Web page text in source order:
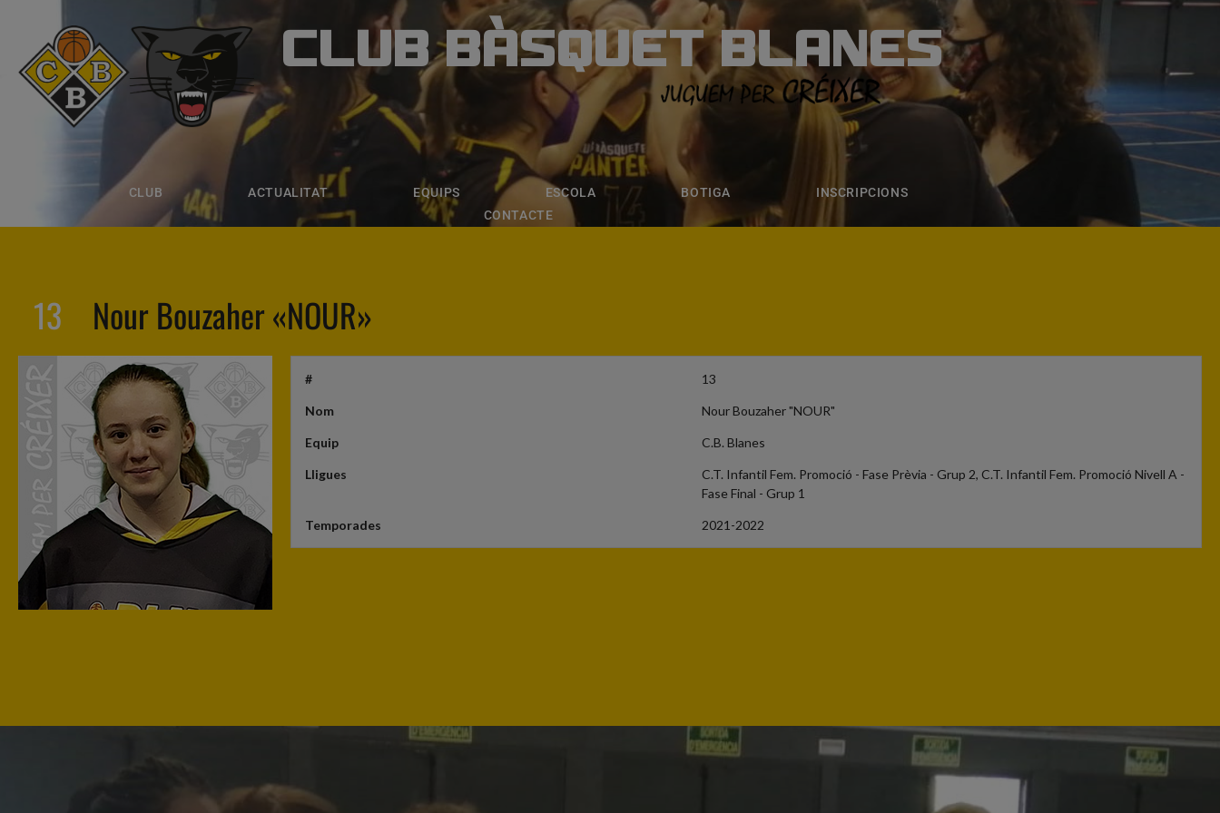
CLUB BÀSQUET BLANES
CLUB ACTUALITAT EQUIPS ESCOLA BOTIGA
INSCRIPCIONS
CONTACTE
CLUB BÀSQUET BLANES
ACTUALITAT ESCOLA BOTIGA INSCRIPCIONS
13 Nour Bouzaher «NOUR»
# 13
Nom Nour Bouzaher "NOUR"
Equip C.B. Blanes
Lligues
C.T. Infantil Fem. Promoció - Fase Prèvia - Grup 2, C.T. Infantil Fem. Promoció Nivell A -
Fase Final - Grup 1
Temporades 2021-2022